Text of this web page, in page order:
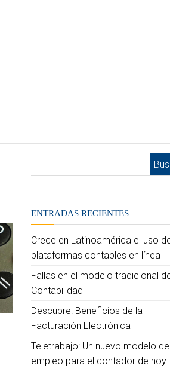
ENTRADAS RECIENTES
Crece en Latinoamérica el uso
plataformas contables en línea
Fallas en el modelo tradicional
Contabilidad
Descubre: Beneficios de la
Facturación Electrónica
Teletrabajo: Un nuevo modelo de
empleo para el contador de hoy